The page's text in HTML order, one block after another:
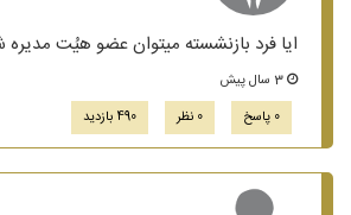
ایا فرد بازنشسته میتوان عضو هیُت مدیره
0 پاسخ
0 نظر 490 بازدید